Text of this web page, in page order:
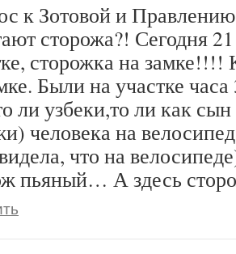
к Зотовой и
сторожа?! Сегодня
сторожка на
Были на участке
ли узбеки,то ли как сын
человека на
что на
пьяный… А здесь